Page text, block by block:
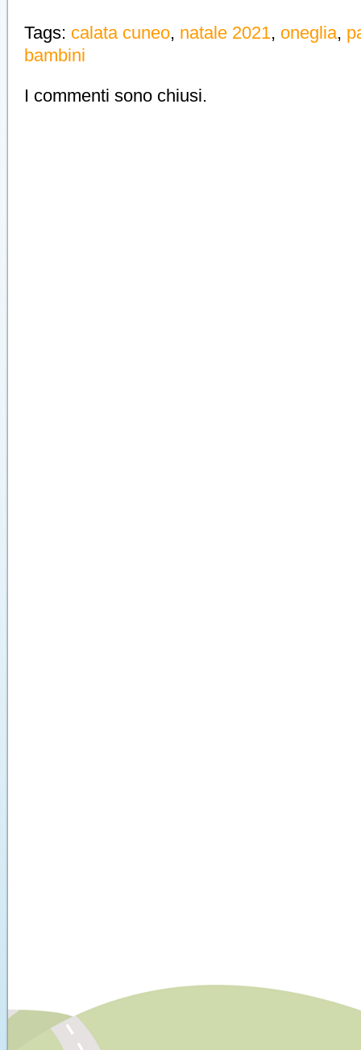
Tags: calata cuneo, natale 2021, oneglia,
bambini
I commenti sono chiusi.